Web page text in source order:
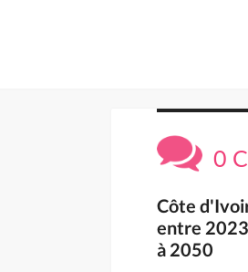
0
Côte
entre
à 2050